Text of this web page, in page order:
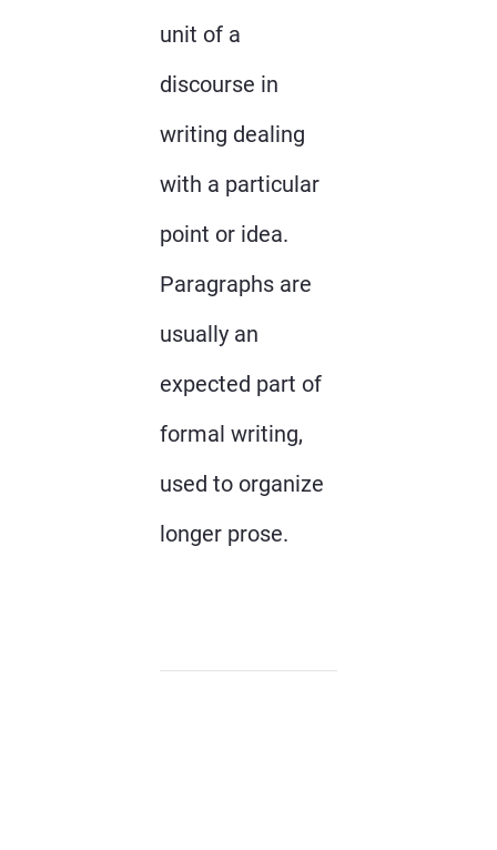
unit of a
discourse in
writing dealing
with a particular
point or idea.
Paragraphs are
usually an
expected part of
formal writing,
used to organize
longer prose.